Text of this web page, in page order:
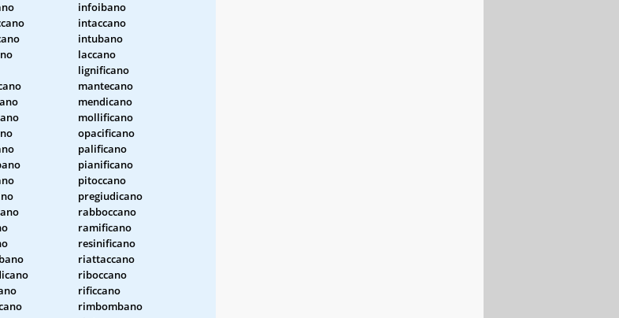
infoibano
intaccano
intubano
laccano
lignificano
mantecano
mendicano
mollificano
opacificano
palificano
pianificano
pitoccano
pregiudicano
rabboccano
ramificano
resinificano
riattaccano
riboccano
rificcano
rimbombano